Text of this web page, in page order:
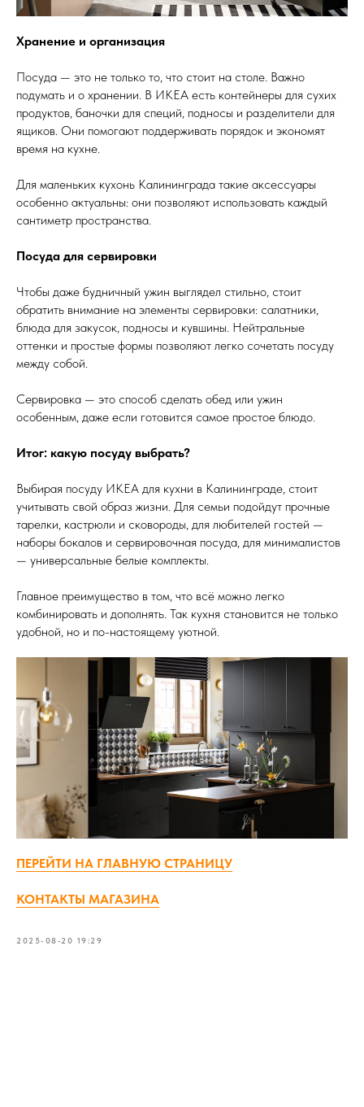
Хранение и организация
Посуда — это не только то, что стоит на столе. Важно
подумать и о хранении. В ИКЕА есть контейнеры для сухих
продуктов, баночки для специй, подносы и разделители для
ящиков. Они помогают поддерживать порядок и экономят
время на кухне.
Для маленьких кухонь Калининграда такие аксессуары
особенно актуальны: они позволяют использовать каждый
сантиметр пространства.
Посуда для сервировки
Чтобы даже будничный ужин выглядел стильно, стоит
обратить внимание на элементы сервировки: салатники,
блюда для закусок, подносы и кувшины. Нейтральные
оттенки и простые формы позволяют легко сочетать посуду
между собой.
Сервировка — это способ сделать обед или ужин
особенным, даже если готовится самое простое блюдо.
Итог: какую посуду выбрать?
Выбирая посуду ИКЕА для кухни в Калининграде, стоит
учитывать свой образ жизни. Для семьи подойдут прочные
тарелки, кастрюли и сковороды, для любителей гостей —
наборы бокалов и сервировочная посуда, для минималистов
— универсальные белые комплекты.
Главное преимущество в том, что всё можно легко
комбинировать и дополнять. Так кухня становится не только
удобной, но и по-настоящему уютной.
ПЕРЕЙТИ НА ГЛАВНУЮ СТРАНИЦУ
КОНТАКТЫ МАГАЗИНА
2025-08-20 19:29